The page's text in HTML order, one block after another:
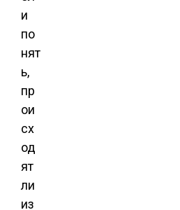
и
по
нят
ь,
пр
ои
сх
од
ят
ли
из